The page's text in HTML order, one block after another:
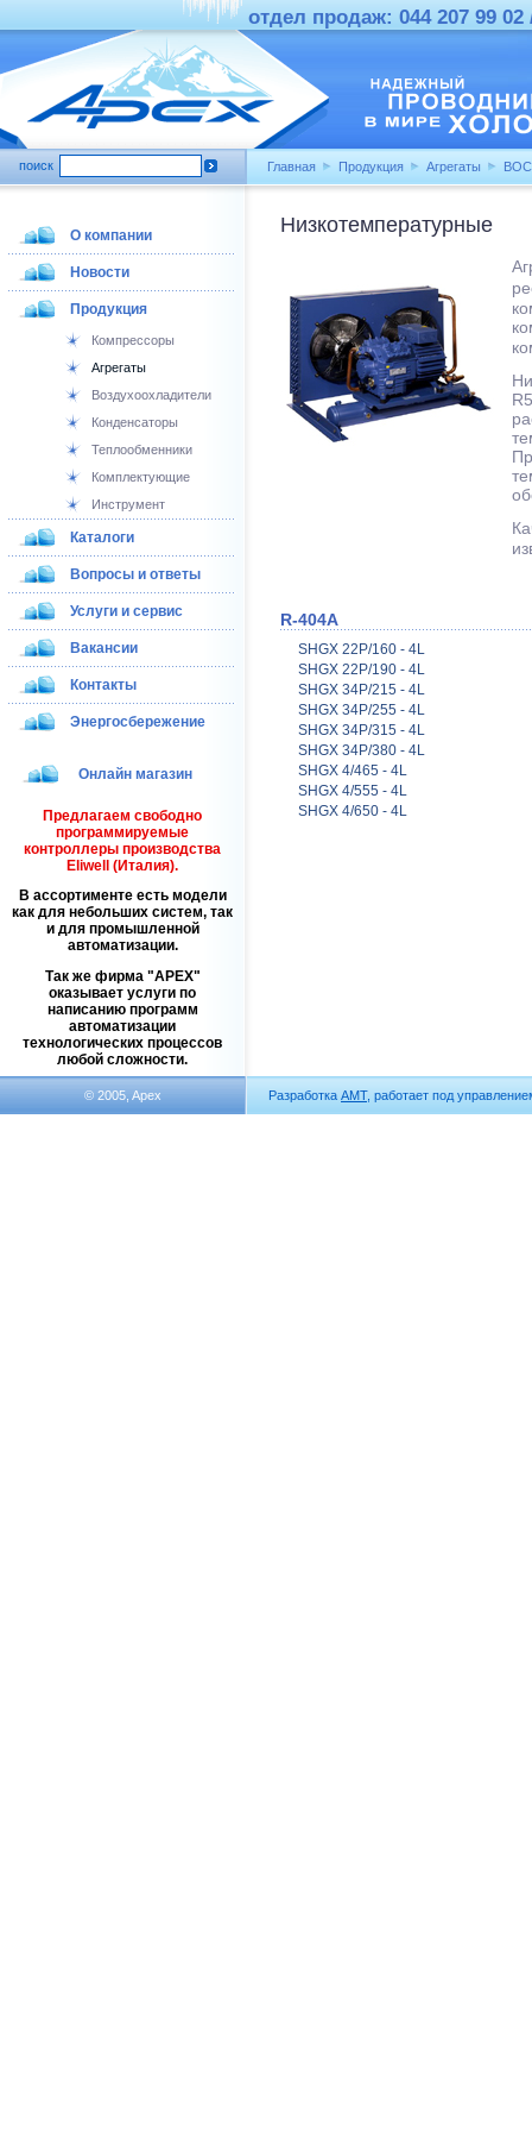
отдел продаж: 044 207 99 02
поиск Главная Продукция Агрегаты
О компании
Новости
Продукция
Компрессоры
Агрегаты
Воздухоохладители
Конденсаторы
Теплообменники
Комплектующие
Инструмент
Каталоги
Вопросы и ответы
Услуги и сервис
Вакансии
Контакты
Энергосбережение
Онлайн магазин
Предлагаем свободно
программируемые
контроллеры производства
Eliwell (Италия).
В ассортименте есть модели
как для небольших систем, так
и для промышленной
автоматизации.
Так же фирма
APEX
оказывает услуги по
написанию программ
автоматизации
технологических процессов
любой сложности.
Низкотемпературные
R-404A
SHGX 22P/160 - 4L
SHGX 22P/190 - 4L
SHGX 34P/215 - 4L
SHGX 34P/255 - 4L
SHGX 34P/315 - 4L
SHGX 34P/380 - 4L
SHGX 4/465 - 4L
SHGX 4/555 - 4L
SHGX 4/650 - 4L
© 2005, Apex Разработка АМТ, работает под